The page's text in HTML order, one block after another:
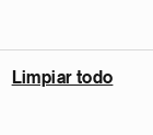
Limpiar todo